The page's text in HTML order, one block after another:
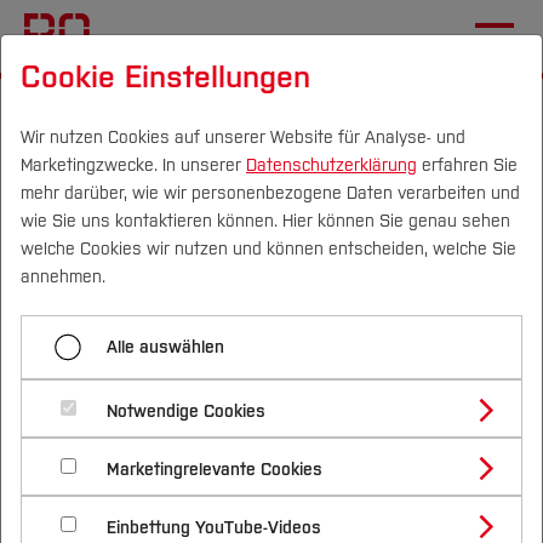
Campus Personen DE|EN Quicklinks
Studium
Studienangebote
Bachelorstudiengänge
Masterstudiengänge
Vor dem Studium
Bewerben & Einschreiben
Bewerbungsportal
Im Studium
Studienbüros und Prüfungen
Nach dem Studium
Forschung & Transfer
Profil
Forschungs- und Transferprofil
Schwerpunkte (FuT)
Beratung & Förderung
Nachhaltigkeit
Nachhaltigkeit studieren
International
Bau- und Umweltingenieurwesen
Bauphysik
Team
Menü aufklappen
Beschreibung
Lehre
Forschung
Die Mitarbeitenden des
Lehrgebiets Bauphysik
Leitung
Cookie Einstellungen
Wir nutzen Cookies auf unserer Website für Analyse- und
Marketingzwecke. In unserer Datenschutzerklärung erfahren Sie
mehr darüber, wie wir personenbezogene Daten verarbeiten und
wie Sie uns kontaktieren können. Hier können Sie genau sehen
welche Cookies wir nutzen und können entscheiden, welche Sie
annehmen.
Alle auswählen
Notwendige Cookies
Marketingrelevante Cookies
Einbettung YouTube-Videos